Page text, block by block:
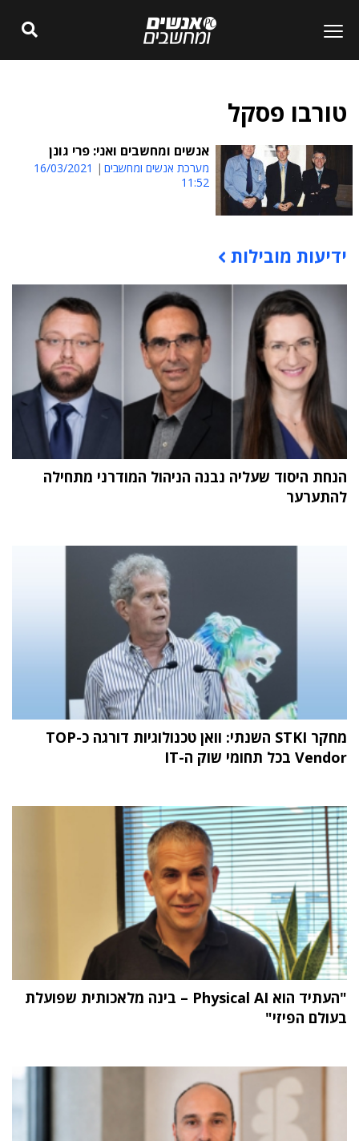
טורבו פסקל
אנשים ומחשבים ואני: פרי גונן
מערכת אנשים ומחשבים
16/03/2021
11:52
תוכן פרסומי
ידיעות מובילות
הנחת היסוד שעליה נבנה הניהול המודרני מתחילה
להתערער
מחקר STKI השנתי: וואן טכנולוגיות דורגה כ-TOP
Vendor בכל תחומי שוק ה-IT
"העתיד הוא Physical AI – בינה מלאכותית שפועלת
בעולם הפיזי"